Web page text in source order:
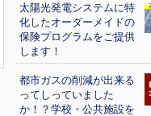
太陽光発電システムに特
化したオーダーメイドの
保険プログラムをご提供
します！
都市ガスの削減が出来る
ってしっていました
か！？学校・公共施設を